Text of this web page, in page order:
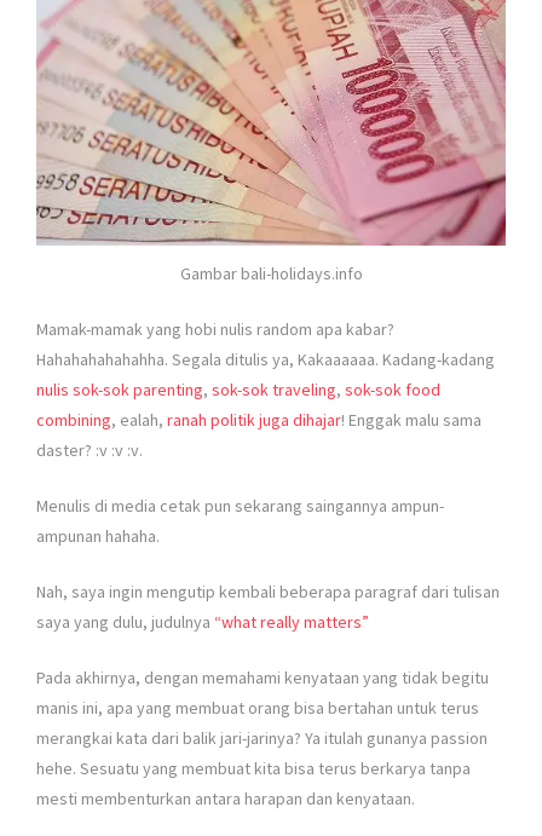
Gambar bali-holidays.info
Mamak-mamak yang hobi nulis random apa kabar?
Hahahahahahahha. Segala ditulis ya, Kakaaaaaa. Kadang-kadang
nulis sok-sok parenting, sok-sok traveling, sok-sok food
combining, ealah, ranah politik juga dihajar! Enggak malu sama
daster? :v :v :v.
Menulis di media cetak pun sekarang saingannya ampun-
ampunan hahaha.
Nah, saya ingin mengutip kembali beberapa paragraf dari tulisan
saya yang dulu, judulnya “what really matters”
Pada akhirnya, dengan memahami kenyataan yang tidak begitu
manis ini, apa yang membuat orang bisa bertahan untuk terus
merangkai kata dari balik jari-jarinya? Ya itulah gunanya passion
hehe. Sesuatu yang membuat kita bisa terus berkarya tanpa
mesti membenturkan antara harapan dan kenyataan.